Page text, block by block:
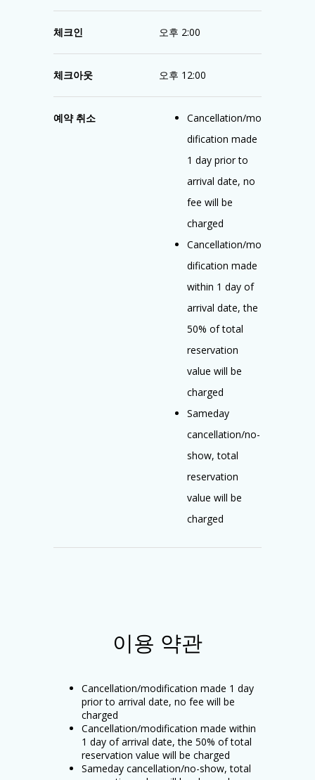
체크인 오후 2:00
체크아웃 오후 12:00
예약 취소
Cancellation/mo
dification made
1 day prior to
arrival date, no
fee will be
charged
Cancellation/mo
dification made
within 1 day of
arrival date, the
50% of total
reservation
value will be
charged
Sameday
cancellation/no-
show, total
reservation
value will be
charged
이용 약관
Cancellation/modification made 1 day
prior to arrival date, no fee will be
charged
Cancellation/modification made within
1 day of arrival date, the 50% of total
reservation value will be charged
Sameday cancellation/no-show, total